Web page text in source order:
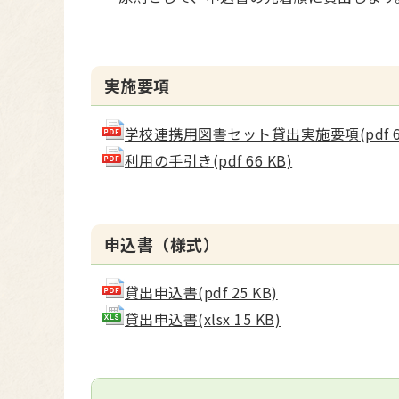
実施要項
学校連携用図書セット貸出実施要項(pdf
利用の手引き(pdf 66 KB)
申込書（様式）
貸出申込書(pdf 25 KB)
貸出申込書(xlsx 15 KB)